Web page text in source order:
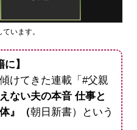
います。
】
けてきた連載「#父親
えない夫の本音 仕事と
』（朝日新書）という